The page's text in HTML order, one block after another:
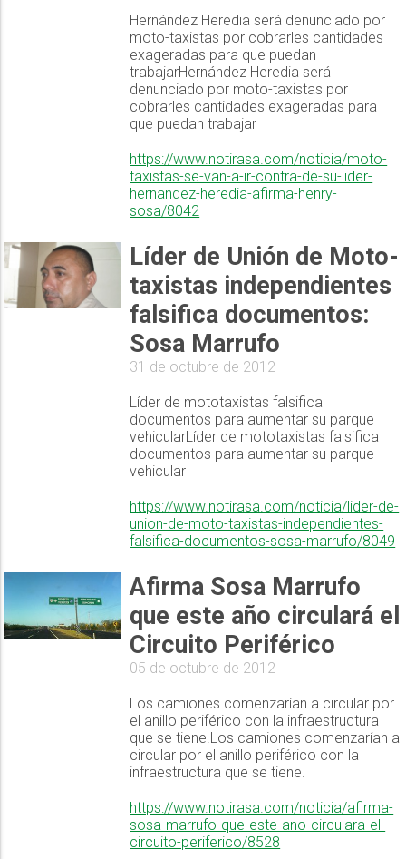
Hernández Heredia será denunciado por
moto-taxistas por cobrarles cantidades
exageradas para que puedan
trabajarHernández Heredia será
denunciado por moto-taxistas por
cobrarles cantidades exageradas para
que puedan trabajar
https://www.notirasa.com/noticia/moto-
taxistas-se-van-a-ir-contra-de-su-lider-
hernandez-heredia-afirma-henry-
sosa/8042
Líder de Unión de Moto-
taxistas independientes
falsifica documentos:
Sosa Marrufo
31 de octubre de 2012
Líder de mototaxistas falsifica
documentos para aumentar su parque
vehicularLíder de mototaxistas falsifica
documentos para aumentar su parque
vehicular
https://www.notirasa.com/noticia/lider-de-
union-de-moto-taxistas-independientes-
falsifica-documentos-sosa-marrufo/8049
Afirma Sosa Marrufo
que este año circulará el
Circuito Periférico
05 de octubre de 2012
Los camiones comenzarían a circular por
el anillo periférico con la infraestructura
que se tiene.Los camiones comenzarían a
circular por el anillo periférico con la
infraestructura que se tiene.
https://www.notirasa.com/noticia/afirma-
sosa-marrufo-que-este-ano-circulara-el-
circuito-periferico/8528